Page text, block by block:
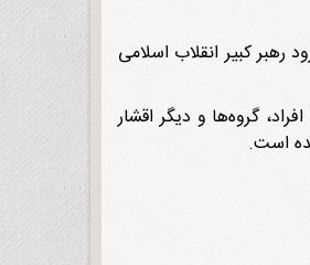
انقلاب اسلامی» عصر 12 بهمن‌ماه 1395، هم‌زمان با سالروز ورود رهبر کبیر انقلاب اسلامی
بود که از سوی سازمان‌ها، افراد، گروه‌ها و دیگر اقشار
است.